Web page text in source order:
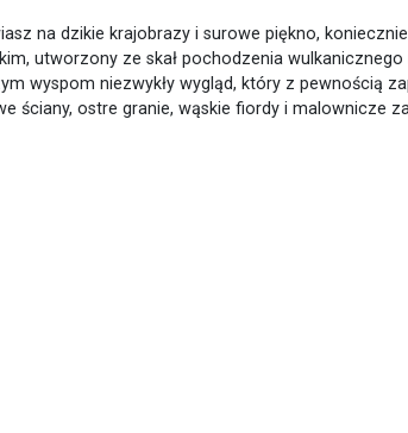
na dzikie krajobrazy i surowe piękno,
utworzony ze skał pochodzenia wulkanicznego
wyspom niezwykły wygląd, który z pewnością
ściany, ostre granie, wąskie fiordy i malownicze